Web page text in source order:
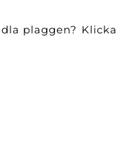
plaggen? Klicka